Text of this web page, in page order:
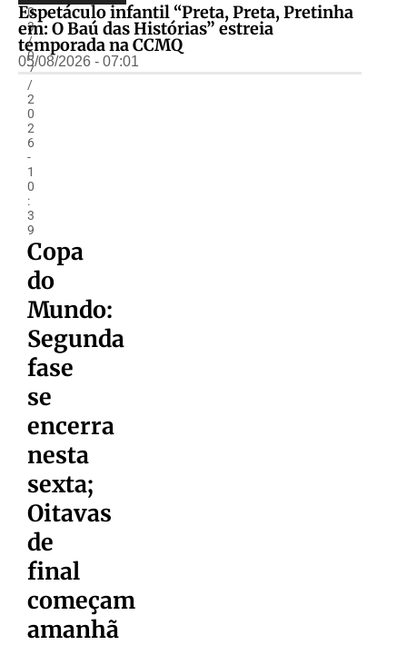
0
3
/
0
7
/
2
0
2
6
-
1
0
:
3
9
Copa
do
Mundo:
Segunda
fase
se
encerra
nesta
sexta;
Oitavas
de
final
começam
amanhã
Espetáculo infantil “Preta, Preta, Pretinha
em: O Baú das Histórias” estreia
temporada na CCMQ
05/08/2026 - 07:01